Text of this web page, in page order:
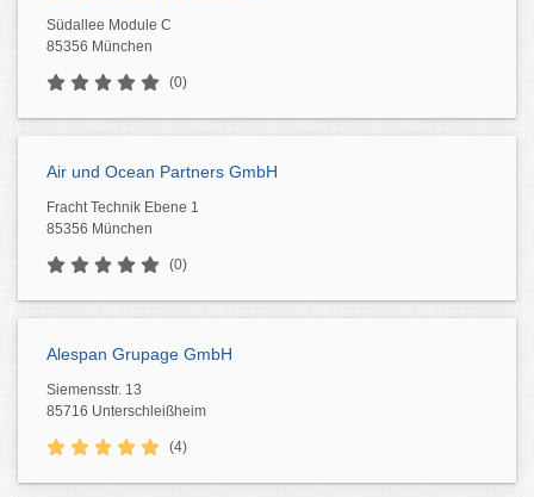
Südallee Module C
85356 München
(0)
Air und Ocean Partners GmbH
Fracht Technik Ebene 1
85356 München
(0)
Alespan Grupage GmbH
Siemensstr. 13
85716 Unterschleißheim
(4)